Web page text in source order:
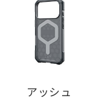
アッシュ